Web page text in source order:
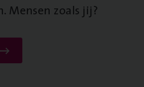
Mensen zoals jij?